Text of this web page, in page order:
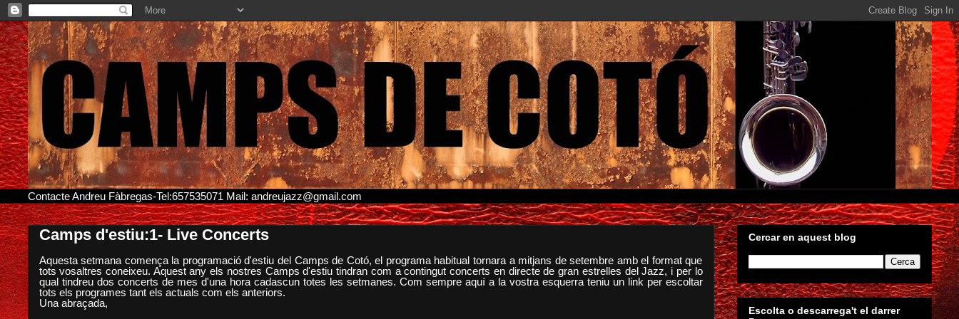
Contacte Andreu Fàbregas-Tel:657535071 Mail: andreujazz@gmail.com
Camps d'estiu:1- Live Concerts
Aquesta setmana comença la programació d'estiu del Camps de Cotó, el programa habitual tornara a mitjans de setembre amb el format que
tots vosaltres coneixeu. Aquest any els nostres Camps d'estiu tindran com a contingut concerts en directe de gran estrelles del Jazz, i per lo
qual tindreu dos concerts de mes d'una hora cadascun totes les setmanes. Com sempre aquí a la vostra esquerra teniu un link per escoltar
tots els programes tant els actuals com els anteriors.
Una abraçada,
Cercar en aquest blog
Escolta o descarrega't el darrer